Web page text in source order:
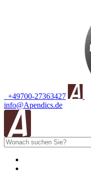
+49700-27363427
info@Apendics.de